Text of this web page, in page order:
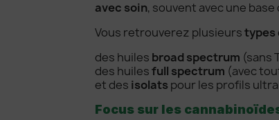
avec soin, souvent avec une base
Vous retrouverez plusieurstypes
des huiles broad spectrum (sans
des huilesfull spectrum (avec
et des isolats pour les profils ultra
Focus sur les